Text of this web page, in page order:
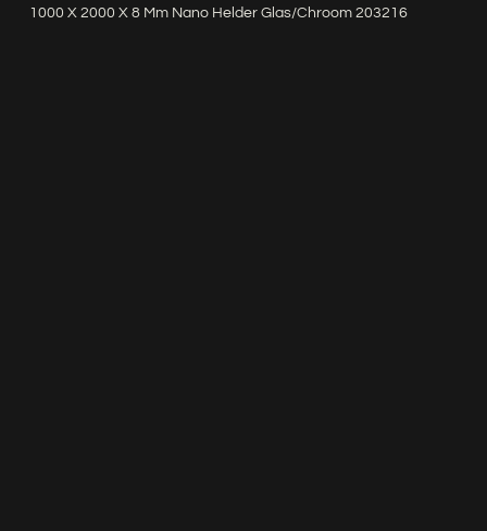
1000 X 2000 X 8 Mm Nano Helder Glas/chroom 203216